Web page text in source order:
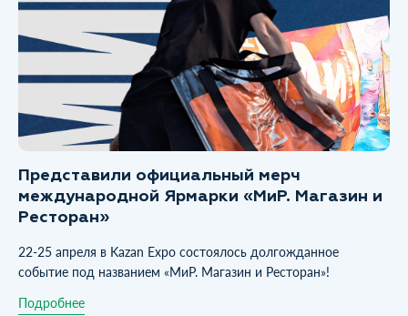
Представили официальный мерч
международной Ярмарки «МиР. Магазин и
Ресторан»
22-25 апреля в Kazan Expo состоялось долгожданное
событие под названием «МиР. Магазин и Ресторан»!
Подробнее